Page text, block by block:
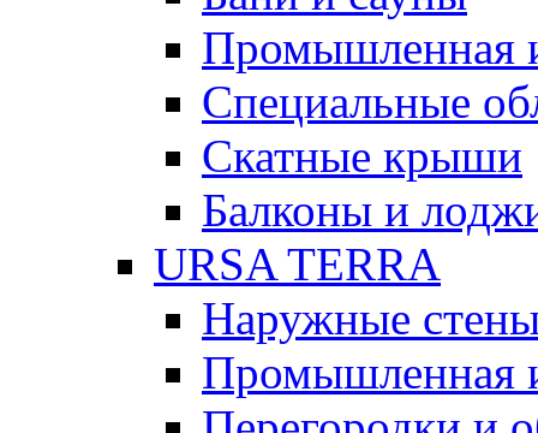
Промышленная
Специальные
Скатные крыши
Балконы и
URSA TERRA
Наружные
Промышленная